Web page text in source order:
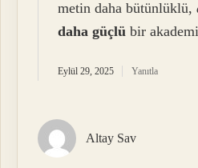
metin daha bütünlüklü,
daha güçlü bir
Eylül 29, 2025 Yanıtla
Altay Sav